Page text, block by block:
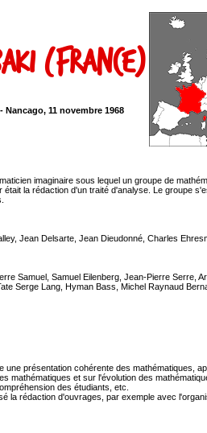
(France)
Nancago, 11 novembre 1968
imaginaire sous lequel un groupe de
la rédaction d'un traité d'analyse. Le groupe
Jean Delsarte, Jean Dieudonné, Charles
Samuel, Samuel Eilenberg, Jean-Pierre Serre,
Serge Lang, Hyman Bass, Michel Raynaud
une présentation cohérente des mathématiques,
mathématiques et sur l'évolution des
des étudiants, etc.
la rédaction d'ouvrages, par exemple avec